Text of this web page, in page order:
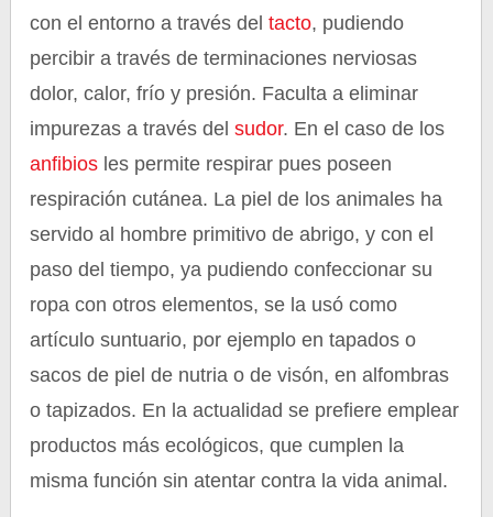
con el entorno a través deltacto, pudiendo
percibir a través de terminaciones nerviosas
dolor, calor, frío y presión. Faculta a eliminar
impurezas a través delsudor. En el caso de los
anfibios les permite respirar pues poseen
respiración cutánea. La piel de los animales ha
servido al hombre primitivo de abrigo, y con el
paso del tiempo, ya pudiendo confeccionar su
ropa con otros elementos, se la usó como
artículo suntuario, por ejemplo en tapados o
sacos de piel de nutria o de visón, en alfombras
o tapizados. En la actualidad se prefiere emplear
productos más ecológicos, que cumplen la
misma función sin atentar contra la vida animal.